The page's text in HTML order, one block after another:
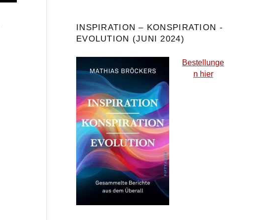
INSPIRATION – KONSPIRATION -
EVOLUTION (JUNI 2024)
Bestellunge
n hier